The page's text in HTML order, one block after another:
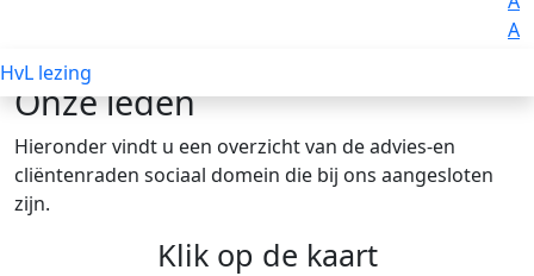
HvL lezing
A
Onze leden
Hieronder vindt u een overzicht van de advies-en
cliëntenraden sociaal domein die bij ons aangesloten
zijn.
Klik op de kaart